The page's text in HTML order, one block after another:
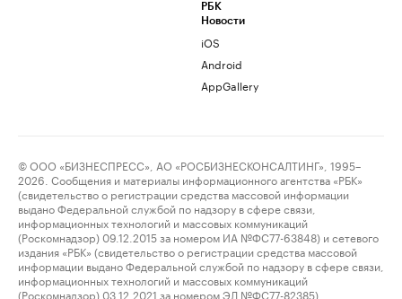
РБК
Новости
iOS
Android
AppGallery
© ООО «БИЗНЕСПРЕСС», АО «РОСБИЗНЕСКОНСАЛТИНГ», 1995–
2026. Сообщения и материалы информационного агентства «РБК»
(свидетельство о регистрации средства массовой информации
выдано Федеральной службой по надзору в сфере связи,
информационных технологий и массовых коммуникаций
(Роскомнадзор) 09.12.2015 за номером ИА №ФС77-63848) и сетевого
издания «РБК» (свидетельство о регистрации средства массовой
информации выдано Федеральной службой по надзору в сфере связи,
информационных технологий и массовых коммуникаций
(Роскомнадзор) 03.12.2021 за номером ЭЛ №ФС77-82385)